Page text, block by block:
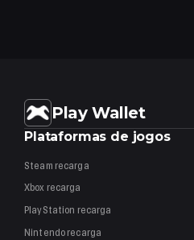
Play Wallet
Plataformas de jogos
Steam recarga
Xbox recarga
PlayStation recarga
Nintendorecarga